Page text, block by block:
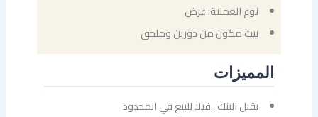
نوع العملية: عرض
بيت مكون من دورين وملحق
المميزات
يقبل البنك ..فيلا للبيع في المحدود